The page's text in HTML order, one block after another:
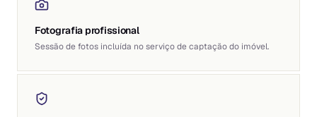
Fotografia profissional
Sessão de fotos incluída no serviço de captação do imóvel.